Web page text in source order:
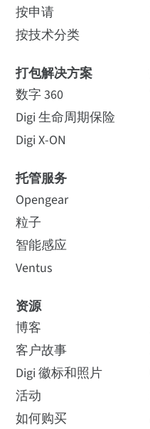
按申请
按技术分类
打包解决方案
数字 360
Digi 生命周期保险
Digi X-ON
托管服务
Opengear
粒子
智能感应
Ventus
资源
博客
客户故事
Digi 徽标和照片
活动
如何购买